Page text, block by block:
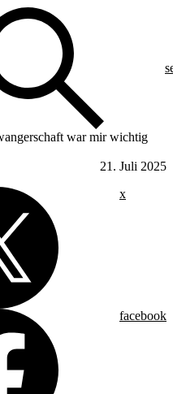
war mir wichtig
21. Juli 2025
x
facebook